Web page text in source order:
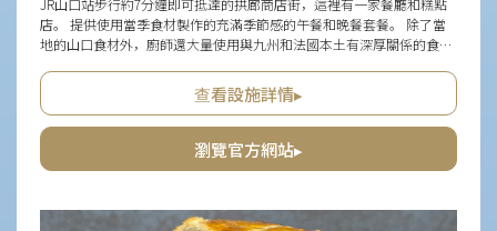
店。 提供使用當季食材製作的充滿季節感的午餐和晚餐套餐。 除了當
地的山口食材外，廚師還大量使用與九州和法國本土有深厚關係的食
季節獨有的美味。 店內有自然光線輝映的糕點店和咖啡店區，而在店內
橫跨的空間中，可以在黑色基調的優雅氛圍中品嚐法式料理。
查看設施詳情▸
瀏覽官方網站▸